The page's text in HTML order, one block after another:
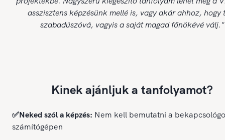
asszisztens képzésünk mellé is, vagy akár ahhoz, hogy
szabadúszóvá, vagyis a saját magad főnökévé válj."
Kinek ajánljuk a tanfolyamot?
✅Neked szól a képzés: Nem kell bemutatni a
számítógépen